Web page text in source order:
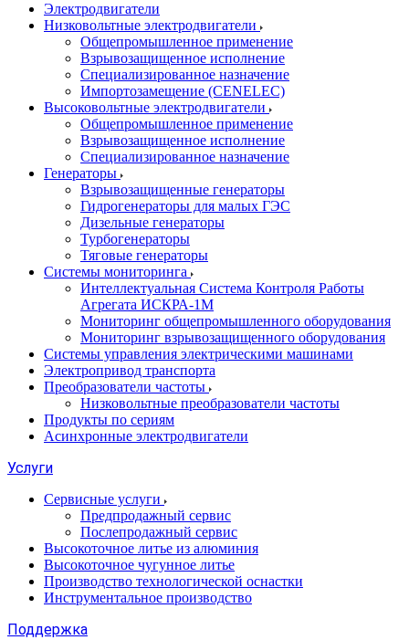
Электродвигатели
Низковольтные электродвигатели
Общепромышленное применение
Взрывозащищенное исполнение
Специализированное назначение
Импортозамещение (CENELEC)
Высоковольтные электродвигатели
Общепромышленное применение
Взрывозащищенное исполнение
Специализированное назначение
Генераторы
Взрывозащищенные генераторы
Гидрогенераторы для малых ГЭС
Дизельные генераторы
Турбогенераторы
Тяговые генераторы
Системы мониторинга
Интеллектуальная Система Контроля Работы
Агрегата ИСКРА-1М
Мониторинг общепромышленного оборудования
Мониторинг взрывозащищенного оборудования
Системы управления электрическими машинами
Электропривод транспорта
Преобразователи частоты
Низковольтные преобразователи частоты
Продукты по сериям
Асинхронные электродвигатели
Услуги
Сервисные услуги
Предпродажный сервис
Послепродажный сервис
Высокоточное литье из алюминия
Высокоточное чугунное литье
Производство технологической оснастки
Инструментальное производство
Поддержка